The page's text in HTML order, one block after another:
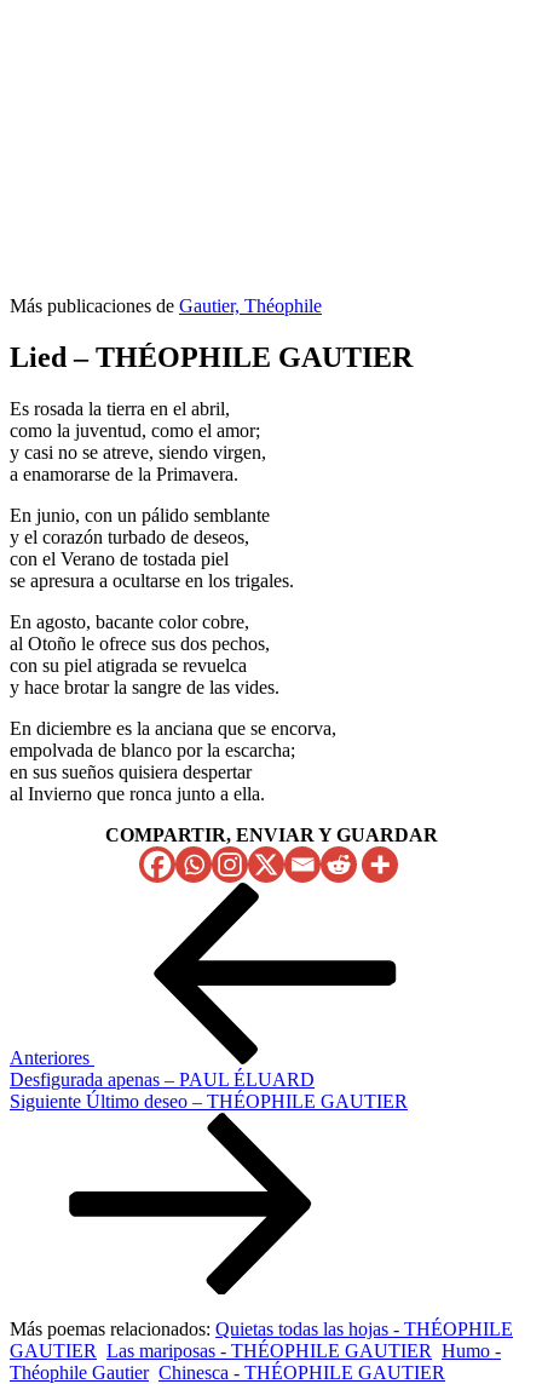
Más publicaciones de Gautier, Théophile
Lied – THÉOPHILE GAUTIER
Es rosada la tierra en el abril,
como la juventud, como el amor;
y casi no se atreve, siendo virgen,
a enamorarse de la Primavera.
En junio, con un pálido semblante
y el corazón turbado de deseos,
con el Verano de tostada piel
se apresura a ocultarse en los trigales.
En agosto, bacante color cobre,
al Otoño le ofrece sus dos pechos,
con su piel atigrada se revuelca
y hace brotar la sangre de las vides.
En diciembre es la anciana que se encorva,
empolvada de blanco por la escarcha;
en sus sueños quisiera despertar
al Invierno que ronca junto a ella.
COMPARTIR, ENVIAR Y GUARDAR
Anteriores
Desfigurada apenas – PAUL ÉLUARD
Siguiente
Siguiente Último deseo – THÉOPHILE GAUTIER
Más poemas relacionados: Quietas todas las hojas - THÉOPHILE
GAUTIER Las mariposas - THÉOPHILE GAUTIER Humo -
Théophile Gautier Chinesca - THÉOPHILE GAUTIER